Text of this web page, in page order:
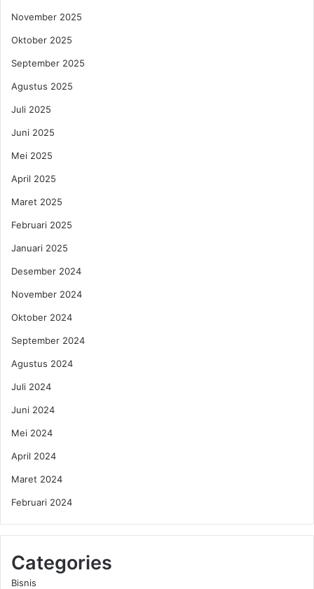
k
n
j
n
g
G
r
n
l
a
n
a
m
a
k
y
p
a
a
J
n
i
November 2025
Oktober 2025
September 2025
Agustus 2025
Juli 2025
Juni 2025
Mei 2025
April 2025
Maret 2025
Februari 2025
Januari 2025
Desember 2024
November 2024
Oktober 2024
September 2024
Agustus 2024
Juli 2024
Juni 2024
Mei 2024
April 2024
Maret 2024
Februari 2024
Categories
Bisnis